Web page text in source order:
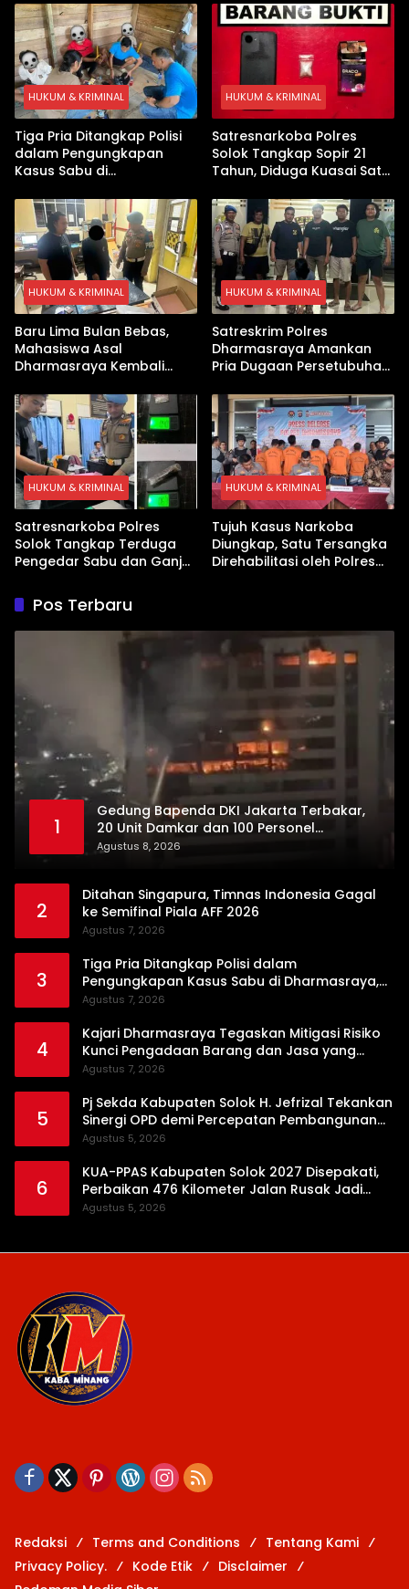
HUKUM & KRIMINAL
Tiga Pria Ditangkap Polisi
dalam Pengungkapan
Kasus Sabu di
Digital hingga Bong Disita
HUKUM & KRIMINAL
Satresnarkoba Polres
Solok Tangkap Sopir 21
Tahun, Diduga Kuasai Satu
HUKUM & KRIMINAL
Baru Lima Bulan Bebas,
Mahasiswa Asal
Dharmasraya Kembali
HUKUM & KRIMINAL
Satreskrim Polres
Dharmasraya Amankan
Pria Dugaan Persetubuhan
HUKUM & KRIMINAL
Satresnarkoba Polres
Solok Tangkap Terduga
Pengedar Sabu dan Ganja
HUKUM & KRIMINAL
Tujuh Kasus Narkoba
Diungkap, Satu Tersangka
Direhabilitasi oleh Polres
Pos Terbaru
1
Gedung Bapenda DKI Jakarta Terbakar,
20 Unit Damkar dan 100 Personel
Dikerahkan
Agustus 8, 2026
2
Ditahan Singapura, Timnas Indonesia Gagal
ke Semifinal Piala AFF 2026
Agustus 7, 2026
3
Tiga Pria Ditangkap Polisi dalam
Pengungkapan Kasus Sabu di Dharmasraya,
Timbangan Digital hingga Bong Disita
Agustus 7, 2026
4
Kajari Dharmasraya Tegaskan Mitigasi Risiko
Kunci Pengadaan Barang dan Jasa yang
Bersih
Agustus 7, 2026
5
Pj Sekda Kabupaten Solok H. Jefrizal Tekankan
Sinergi OPD demi Percepatan Pembangunan
Daerah
Agustus 5, 2026
6
KUA-PPAS Kabupaten Solok 2027 Disepakati,
Perbaikan 476 Kilometer Jalan Rusak Jadi
Prioritas
Agustus 5, 2026
Redaksi Terms and Conditions
Tentang Kami
Privacy Policy.
Kode Etik
Disclaimer